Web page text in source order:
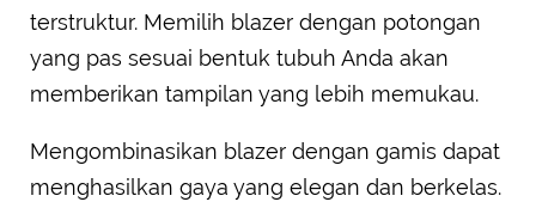
terstruktur. Memilih blazer dengan potongan
yang pas sesuai bentuk tubuh Anda akan
memberikan tampilan yang lebih memukau.
Mengombinasikan blazer dengan gamis dapat
menghasilkan gaya yang elegan dan berkelas.